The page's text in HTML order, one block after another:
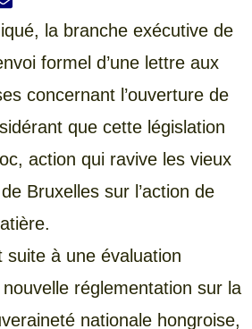
la branche exécutive de
formel d’une lettre aux
concernant l’ouverture de
que cette législation
action qui ravive les vieux
Bruxelles sur l’action de
suite à une évaluation
réglementation sur la
nationale hongroise,